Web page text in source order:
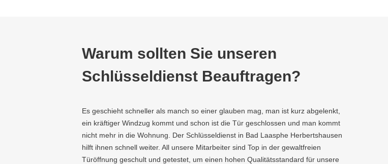
Warum sollten Sie unseren
Schlüsseldienst Beauftragen?
Es geschieht schneller als manch so einer glauben mag, man ist kurz abgelenkt,
ein kräftiger Windzug kommt und schon ist die Tür geschlossen und man kommt
nicht mehr in die Wohnung. Der Schlüsseldienst in Bad Laasphe Herbertshausen
hilft ihnen schnell weiter. All unsere Mitarbeiter sind Top in der gewaltfreien
Türöffnung geschult und getestet, um einen hohen Qualitätsstandard für unsere